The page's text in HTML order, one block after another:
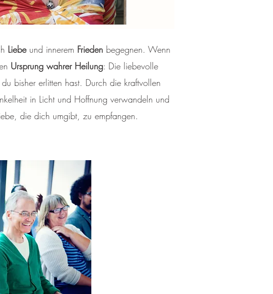
Liebe und innerem Frieden begegnen. Wenn
Ursprung wahrer Heilung: Die liebevolle
bisher erlitten hast. Durch die kraftvollen
in Licht und Hoffnung verwandeln und
die dich umgibt, zu empfangen.